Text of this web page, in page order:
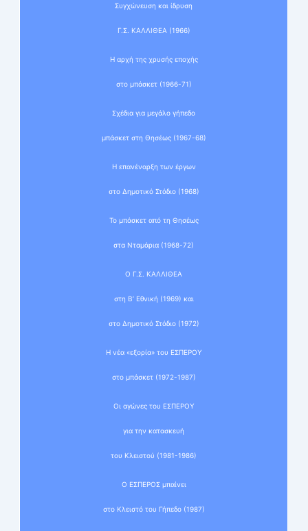
Συγχώνευση και ίδρυση
Γ.Σ. ΚΑΛΛΙΘΕΑ (1966)
Η αρχή της χρυσής εποχής
στο μπάσκετ (1966-71)
Σχέδια για μεγάλο γήπεδο
μπάσκετ στη Θησέως (1967-68)
Η επανέναρξη των έργων
στο Δημοτικό Στάδιο (1968)
Το μπάσκετ από τη Θησέως
στα Νταμάρια (1968-72)
Ο Γ.Σ. ΚΑΛΛΙΘΕΑ
στη Β’ Εθνική (1969) και
στο Δημοτικό Στάδιο (1972)
Η νέα «εξορία» του ΕΣΠΕΡΟΥ
στο μπάσκετ (1972-1987)
Οι αγώνες του ΕΣΠΕΡΟΥ
για την κατασκευή
του Κλειστού (1981-1986)
Ο ΕΣΠΕΡΟΣ μπαίνει
στο Κλειστό του Γήπεδο (1987)